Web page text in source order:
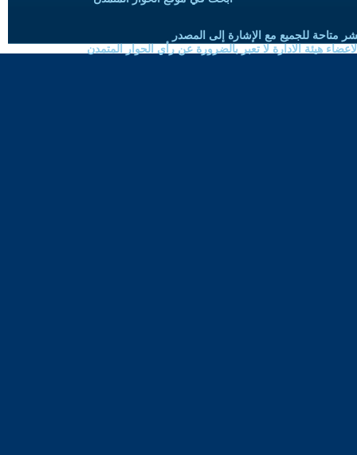
متاحة للجميع مع الإشارة إلى المصدر
هيئة الادارة لا تعبر بالضرورة عن رأي الحوار المتمدن